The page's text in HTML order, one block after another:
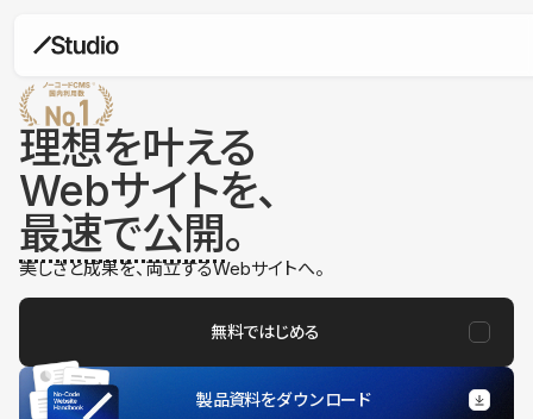
理想を叶える
Webサイトを、
最速で公開。
美しさと成果を、両立するWebサイトへ。
無料ではじめる
製品資料をダウンロード